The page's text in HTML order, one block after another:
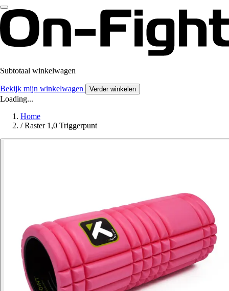
Subtotaal winkelwagen
Bekijk mijn winkelwagen Verder winkelen
Loading...
Home
/ Raster 1,0 Triggerpunt